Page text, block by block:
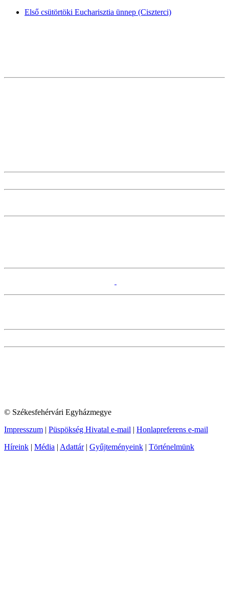
Első csütörtöki Eucharisztia ünnep (Ciszterci)
© Székesfehérvári Egyházmegye
Impresszum | Püspökség Hivatal e-mail | Honlapreferens e-mail
Híreink | Média | Adattár| Gyűjteményeink | Történelmünk